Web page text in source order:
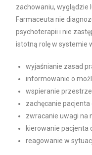
zachowaniu, wyglądzie
Farmaceuta nie
psychoterapii i nie
istotną rolę w systemie
wyjaśnianie zasad
informowanie o
wspieranie
zachęcanie
zwracanie uwagi na
kierowanie pacjenta
reagowanie w